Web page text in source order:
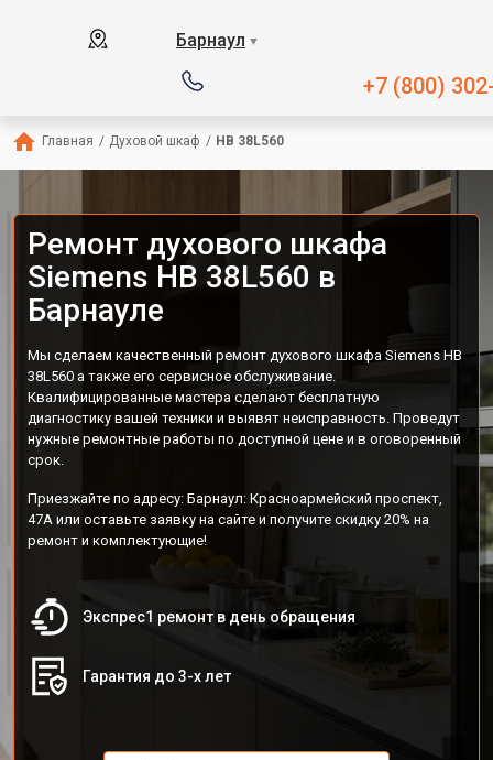
Барнаул ▼
+7 (800)
Главная / Духовой шкаф / HB 38L560
Ремонт духового шкафа
Siemens HB 38L560 в
Барнауле
Мы сделаем качественный ремонт духового шкафа Siemens HB
38L560 а также его сервисное обслуживание.
Квалифицированные мастера сделают бесплатную
диагностику вашей техники и выявят неисправность. Проведут
нужные ремонтные работы по доступной цене и в оговоренный
срок.
Приезжайте по адресу: Барнаул: Красноармейский проспект,
47А или оставьте заявку на сайте и получите скидку 20% на
ремонт и комплектующие!
Экспрес1 ремонт в день обращения
Гарантия до 3-х лет